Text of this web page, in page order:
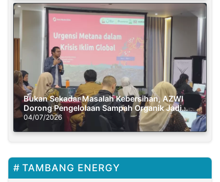
Bukan Sekadar Masalah Kebersihan, AZWI
Dorong Pengelolaan Sampah Organik Jadi
Solusi Krisis Iklim
04/07/2026
TAMBANG ENERGY